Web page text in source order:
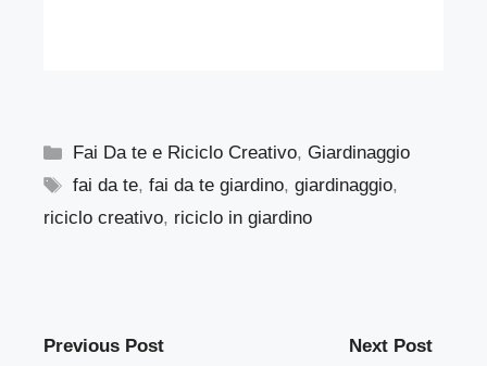
Categorie
Fai Da te e Riciclo Creativo,Giardinaggio
Tag
fai da te,fai da te giardino,giardinaggio,
riciclo creativo, riciclo in giardino
Previous Post Next Post